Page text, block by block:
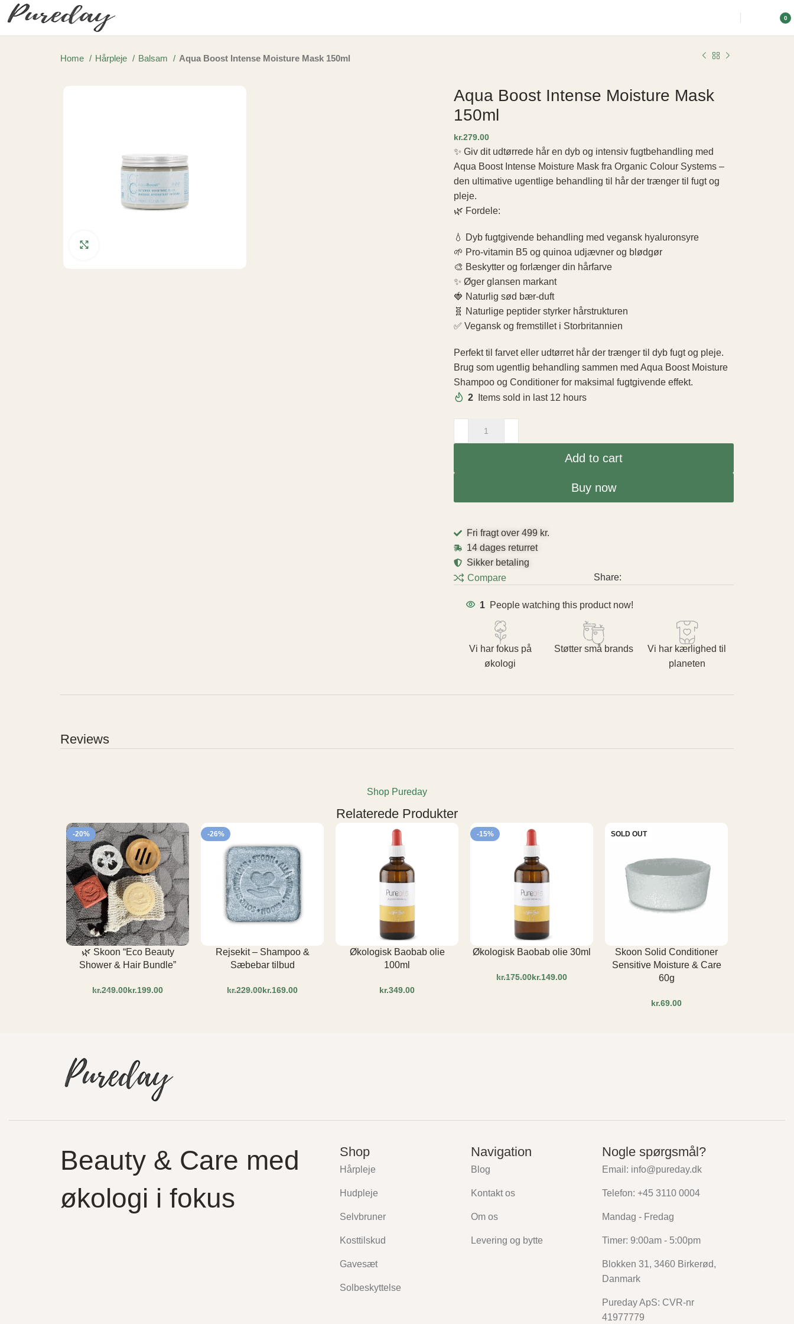
0
Home Hårpleje Balsam Aqua Boost Intense Moisture Mask 150ml
Aqua Boost Intense Moisture Mask
150ml
kr.
✨ Giv dit udtørrede hår en dyb og intensiv fugtbehandling med
Aqua Boost Intense Moisture Mask fra Organic Colour Systems –
den ultimative ugentlige behandling til hår der trænger til fugt og
pleje.
🌿 Fordele:
💧 Dyb fugtgivende behandling med vegansk hyaluronsyre
🌱 Pro-vitamin B5 og quinoa udjævner og blødgør
🎨 Beskytter og forlænger din hårfarve
✨ Øger glansen markant
🍓 Naturlig sød bær-duft
🧬 Naturlige peptider styrker hårstrukturen
✅ Vegansk og fremstillet i Storbritannien
Perfekt til farvet eller udtørret hår der trænger til dyb fugt og pleje.
Brug som ugentlig behandling sammen med Aqua Boost Moisture
Shampoo og Conditioner for maksimal fugtgivende effekt.
2
Items sold in last 12 hours
Add to cart
Buy now
Fri fragt over 499 kr.
14 dages returret
Sikker betaling
Compare
Share:
1 People watching this product now!
Vi har fokus på
økologi
Støtter små brands
Vi har kærlighed til
planeten
Reviews
Shop Pureday
Relaterede Produkter
-20%
🌿 Skoon “Eco Beauty
Shower & Hair Bundle”
kr.249.00kr.199.00
-26%
Rejsekit – Shampoo &
Sæbebar tilbud
kr.229.00kr.169.00
Økologisk Baobab olie
100ml
kr.
-15%
Økologisk Baobab olie 30ml
kr.175.00kr.149.00
SOLD OUT
Skoon Solid Conditioner
Sensitive Moisture & Care
60g
kr.
Beauty & Care med
økologi i fokus
Shop
Hårpleje
Hudpleje
Selvbruner
Kosttilskud
Gavesæt
Solbeskyttelse
Navigation
Blog
Kontakt os
Om os
Levering og bytte
Nogle spørgsmål?
Email: info@pureday.dk
Telefon: +45 3110 0004
Mandag - Fredag
Timer: 9:00am - 5:00pm
Blokken 31, 3460 Birkerød,
Danmark
Pureday ApS: CVR-nr
41977779